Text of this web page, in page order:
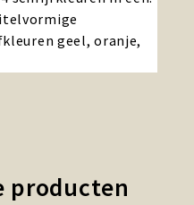
geel, oranje,
producten